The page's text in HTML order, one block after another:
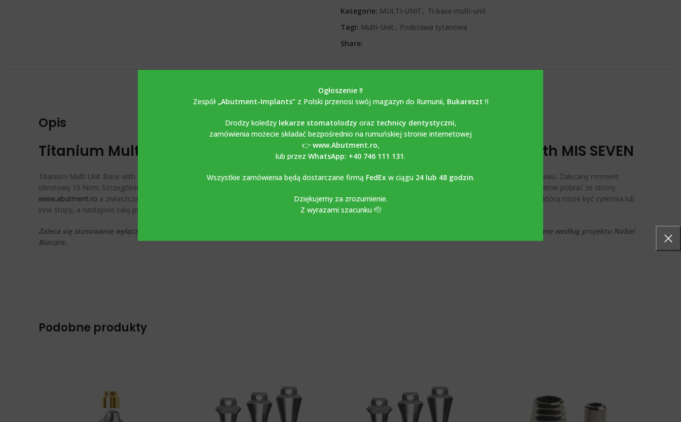
Ogłoszenie ‼️
Zespół „Abutment-Implants”z Polski przenosi swój magazyn do Rumunii, Bukareszt ‼️
Drodzy koledzy lekarze stomatolodzy oraz technicy dentystyczni,
zamówienia możecie składać bezpośrednio na rumuńskiej stronie internetowej
👉 www.Abutment.ro,
lub przez WhatsApp: +40 746 111 131.
Wszystkie zamówienia będą dostarczane firmą FedExw ciągu 24 lub 48 godzin.
Dziękujemy za zrozumienie.
Z wyrazami szacunku 🫡
Kategorie: MULTI-UNIT , Ti-base multi-unit
Tagi: Multi-Unit , Podstawa tytanowa
Share:
OPIS OPINIE (0)
Opis
Titanium Multi Unit Base with screw / Ti Base Multi Unit compatible with MIS SEVEN
Titanium Multi Unit Base with screw / Ti Base Multi Unit compatible with MIS SEVEN wykonany jest z tytanu Grade 5-6AL4V. Śruba jest dołączona do zestawu. Zalecany moment
obrotowy 15 Ncm. Szczególnie polecany jest do prac tworzonych cyfrowo z wykorzystaniem bibliotek Exocad, Dental Wings, 3 Shape, które można bezpłatnie pobrać ze strony.
www.abutment.ro a zwłaszcza gdy zastosowanym materiałem uzupełniającym jest cyrkonia.Na tych tytanowych podstawach cementuje się konstrukcję, którą może być cyrkonia lub
inne stopy, a następnie całą pracę przykręca się w Multi Unit. Stosuje się go razem z klasycznym kluczem protetycznym.
Zaleca się stosowanie wyłącznie razem z multi unitem sprzedawanym przez abutment.ro ze względu na połączenie protetyczne, które jest wykonane według projektu Nobel
Biocare.
Podobne produkty